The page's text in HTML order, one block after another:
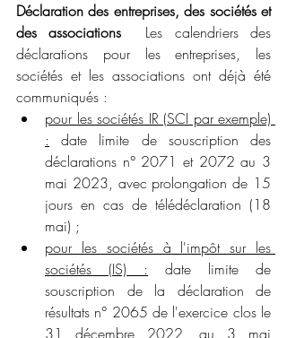
Déclaration des entreprises, des sociétés et
des associations
  Les calendriers des
déclarations pour les entreprises, les
sociétés et les associations ont déjà été
communiqués :
pour les sociétés IR (SCI par exemple)
: date limite de souscription des
déclarations n° 2071 et 2072 au 3
mai 2023, avec prolongation de 15
jours en cas de télédéclaration (18
mai) ;
pour les sociétés à l'impôt sur les
sociétés (IS) : date limite de
souscription de la déclaration de
résultats n° 2065 de l'exercice clos le
31 décembre 2022, au 3 mai